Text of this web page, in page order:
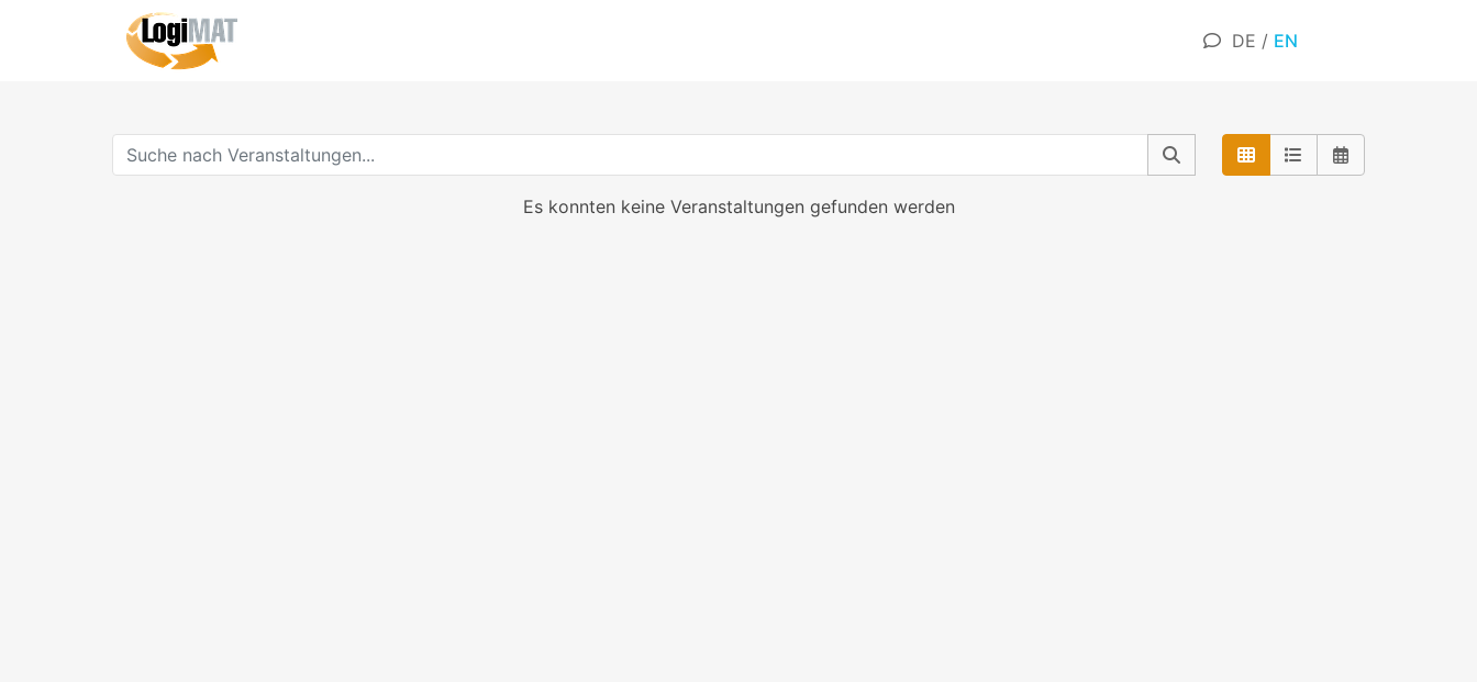
DE / EN
Es konnten keine Veranstaltungen gefunden werden